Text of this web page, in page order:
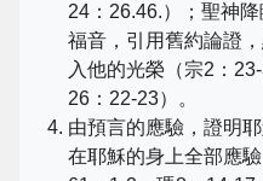
24：26.46.）；聖神
福音，引用舊約論證
入他的光榮（宗2：
26：22-23）。
由預言的應驗，證明
在耶穌的身上全部應